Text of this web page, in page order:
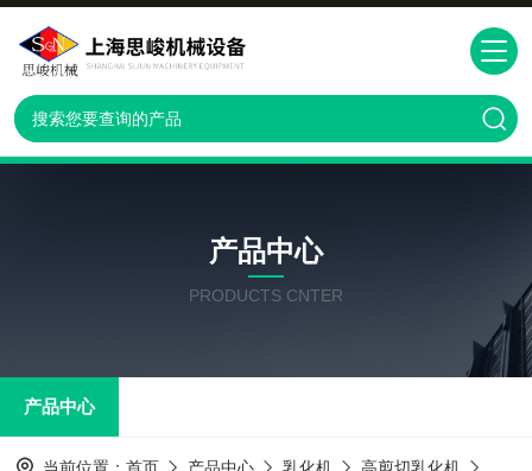
产品中心
PRODUCTS CNTER
产品中心